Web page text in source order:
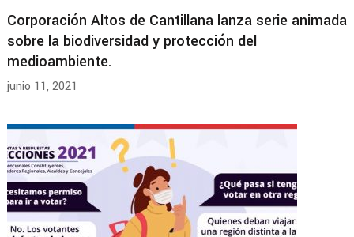
Corporación Altos de Cantillana lanza serie animada
sobre la biodiversidad y protección del
medioambiente.
junio 11, 2021